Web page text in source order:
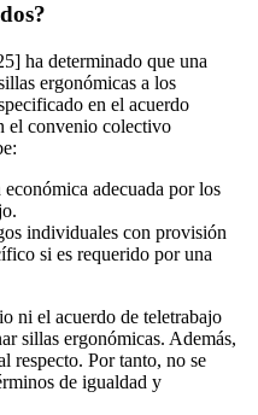
ha determinado que una
ergonómicas a los
en el acuerdo
el convenio colectivo
adecuada por los
individuales con provisión
si es requerido por una
ni el acuerdo de teletrabajo
sillas ergonómicas. Además,
respecto. Por tanto, no se
de igualdad y